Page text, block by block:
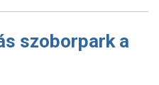
szoborpark a